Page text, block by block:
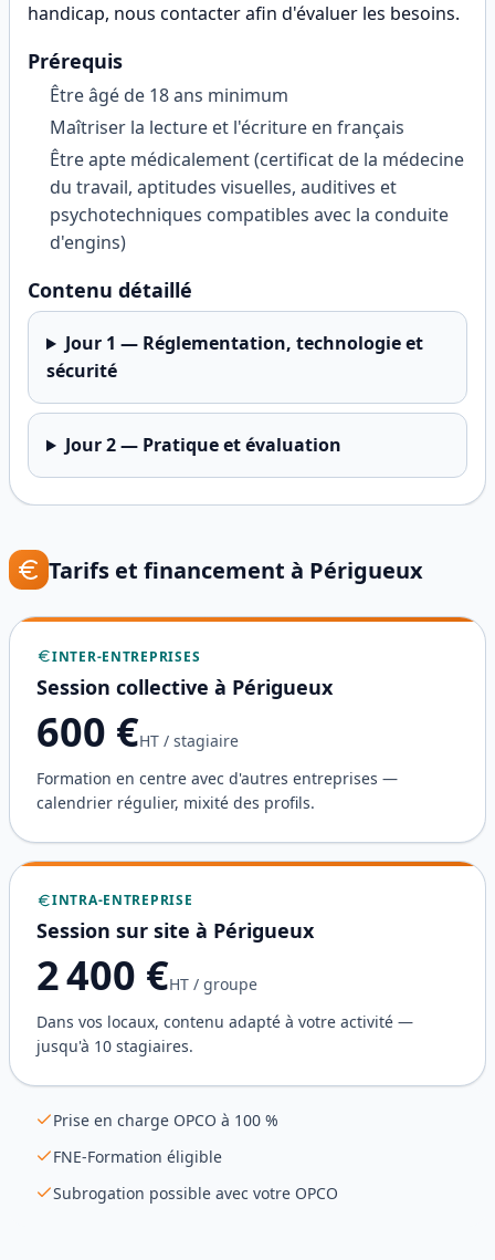
handicap, nous contacter afin d'évaluer les besoins.
Prérequis
Être âgé de 18 ans minimum
Maîtriser la lecture et l'écriture en français
Être apte médicalement (certificat de la médecine
du travail, aptitudes visuelles, auditives et
psychotechniques compatibles avec la conduite
d'engins)
Contenu détaillé
Jour 1 — Réglementation, technologie et
sécurité
Jour2— Pratique et évaluation
Tarifs et financement à Périgueux
INTER-ENTREPRISES
Session collective à Périgueux
600 €HT / stagiaire
Formation en centre avec d'autres entreprises —
calendrier régulier, mixité des profils.
INTRA-ENTREPRISE
Session sur site à Périgueux
2 400 €HT / groupe
Dans vos locaux, contenu adapté à votre activité —
jusqu'à 10 stagiaires.
Prise en charge OPCO à 100 %
FNE-Formation éligible
Subrogation possible avec votre OPCO